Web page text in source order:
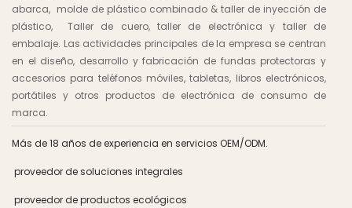
abarca, molde de plástico combinado & taller de inyección de
plástico, Taller de cuero, taller de electrónica y taller de
embalaje. Las actividades principales de la empresa se centran
en el diseño, desarrollo y fabricación de fundas protectoras y
accesorios para teléfonos móviles, tabletas, libros electrónicos,
portátiles y otros productos de electrónica de consumo de
marca.
Más de 18 años de experiencia en servicios OEM/ODM.
proveedor de soluciones integrales
proveedor de productos ecológicos